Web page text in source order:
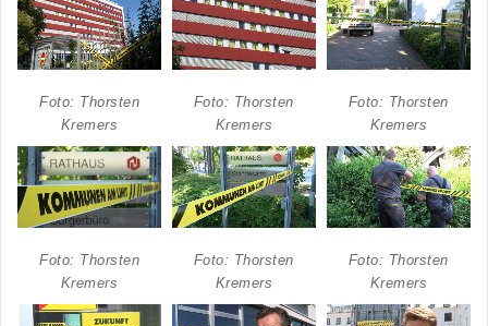
Foto: Thorsten
Kremers
Foto: Thorsten
Kremers
Foto: Thorsten
Kremers
Foto: Thorsten
Kremers
Foto: Thorsten
Kremers
Foto: Thorsten
Kremers